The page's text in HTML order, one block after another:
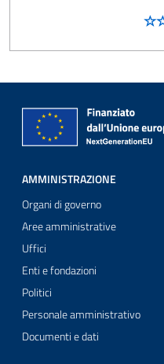
AMMINISTRAZIONE
Organi di governo
Aree amministrative
Uffici
Enti e fondazioni
Politici
Personale amministrativo
Documenti e dati